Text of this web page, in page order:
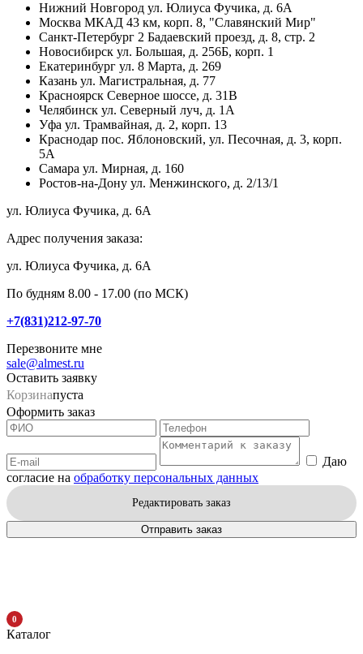
Нижний Новгород ул. Юлиуса Фучика, д. 6А
Москва МКАД 43 км, корп. 8, "Славянский Мир"
Санкт-Петербург 2 Бадаевский проезд, д. 8, стр. 2
Новосибирск ул. Большая, д. 256Б, корп. 1
Екатеринбург ул. 8 Марта, д. 269
Казань ул. Магистральная, д. 77
Красноярск Северное шоссе, д. 31В
Челябинск ул. Северный луч, д. 1А
Уфа ул. Трамвайная, д. 2, корп. 13
Краснодар пос. Яблоновский, ул. Песочная, д. 3, корп.
5А
Самара ул. Мирная, д. 160
Ростов-на-Дону ул. Менжинского, д. 2/13/1
ул. Юлиуса Фучика, д. 6А
Адрес получения заказа:
ул. Юлиуса Фучика, д. 6А
По будням 8.00 - 17.00 (по МСК)
+7(831)212-97-70
Перезвоните мне
sale@almest.ru
Оставить заявку
Корзинапуста
Оформить заказ
Даю
согласие на обработку персональных данных
Редактировать заказ
Отправить заказ
0
Каталог